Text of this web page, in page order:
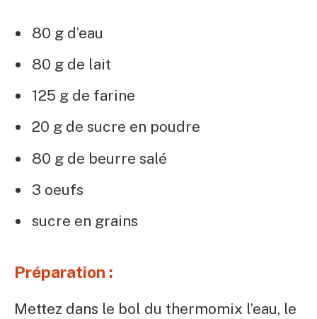
80 g d’eau
80 g de lait
125 g de farine
20 g de sucre en poudre
80 g de beurre salé
3 oeufs
sucre en grains
Préparation :
Mettez dans le bol du thermomix l’eau, le